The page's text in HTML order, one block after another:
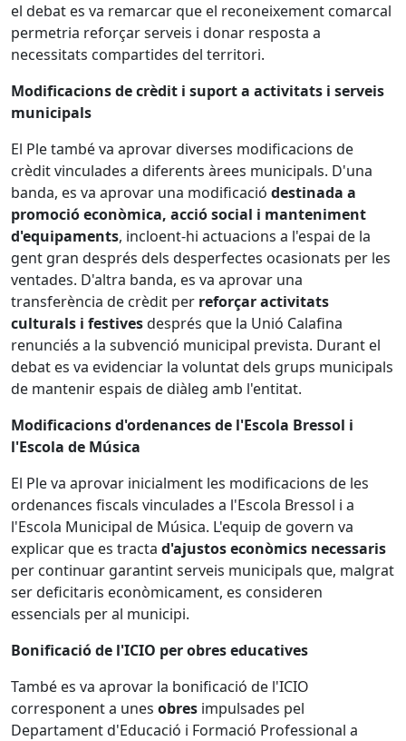
el debat es va remarcar que el reconeixement comarcal
permetria reforçar serveis i donar resposta a
necessitats compartides del territori.
Modificacions de crèdit i suport a activitats i serveis
municipals
El Ple també va aprovar diverses modificacions de
crèdit vinculades a diferents àrees municipals. D'una
banda, es va aprovar una modificació destinada a
promoció econòmica, acció social i manteniment
d'equipaments, incloent-hi actuacions a l'espai de la
gent gran després dels desperfectes ocasionats per les
ventades. D'altra banda, es va aprovar una
transferència de crèdit per reforçar activitats
culturals i festivesdesprés que la Unió Calafina
renunciés a la subvenció municipal prevista. Durant el
debat es va evidenciar la voluntat dels grups municipals
de mantenir espais de diàleg amb l'entitat.
Modificacions d'ordenances de l'Escola Bressol i
l'Escola de Música
El Ple va aprovar inicialment les modificacions de les
ordenances fiscals vinculades a l'Escola Bressol i a
l'Escola Municipal de Música. L'equip de govern va
explicar que es tracta d'ajustos econòmics necessaris
per continuar garantint serveis municipals que, malgrat
ser deficitaris econòmicament, es consideren
essencials per al municipi.
Bonificació de l'ICIO per obres educatives
També es va aprovar la bonificació de l'ICIO
corresponent a unes obres impulsades pel
Departament d'Educació i Formació Professional a